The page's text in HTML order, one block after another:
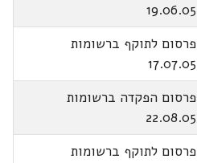
19.06.05
פרסום לתוקף ברשומות
17.07.05
פרסום הפקדה ברשומות
22.08.05
פרסום לתוקף ברשומות